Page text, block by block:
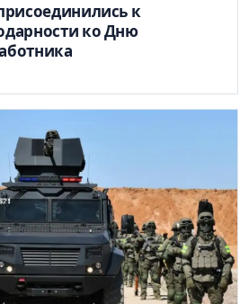
к
ко Дню